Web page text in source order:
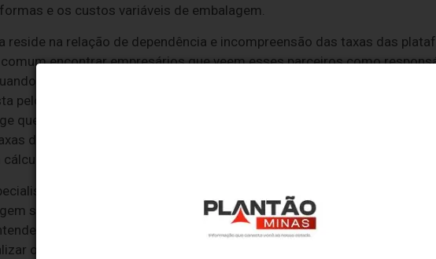
e os custos variáveis de embalagem.
reside na relação de dependência e incompreensão das taxas das
encontrar empresários que veem esses parceiros como
o problema reside na ausência de uma estratégia de precificação
pelo especialista envolve o tratamento do delivery como uma
que o dono do restaurante aprenda a trabalhar com a plataforma,
de intermediação e utilizando as ferramentas de visibilidade de
cálculo rigoroso de retorno sobre o investimento, e não um custo fixo
acredita que atuar no delivery moderno depende da execução
sobre o volume e a estratégia sobre o esforço desordenado. "Ao
a lógica das plataformas, padronizar a produção e humanizar a
o lucro que a operação é capaz de gerar", finaliza.